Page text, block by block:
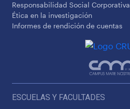
Responsabilidad Social Corporativa
Ética en la investigación
Informes de rendición de cuentas
ESCUELAS Y FACULTADES